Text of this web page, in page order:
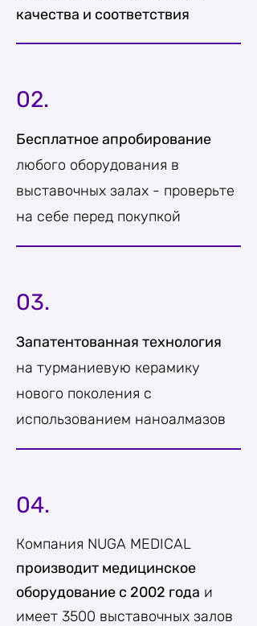
качества и соответствия
02.
Бесплатное апробирование
любого оборудования в
выставочных залах - проверьте
на себе перед покупкой
03.
Запатентованная технология
на турманиевую керамику
нового поколения с
использованием наноалмазов
04.
Компания NUGA MEDICAL
производит медицинское
оборудование с 2002 года и
имеет 3500 выставочных залов